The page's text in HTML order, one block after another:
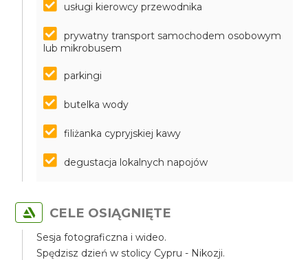
usługi kierowcy przewodnika
prywatny transport samochodem osobowym
lub mikrobusem
parkingi
butelka wody
filiżanka cypryjskiej kawy
degustacja lokalnych napojów
CELE OSIĄGNIĘTE
Sesja fotograficzna i wideo.
Spędzisz dzień w stolicy Cypru - Nikozji.